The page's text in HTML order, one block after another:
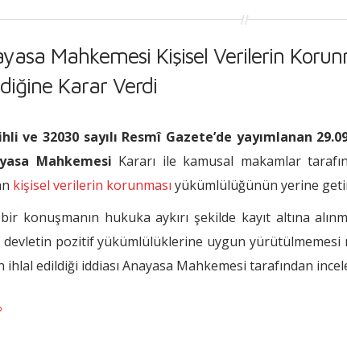
Mahkemesi Kişisel Verilerin
Karar Verdi
ve 32030 sayılı Resmî Gazete’de yayımlanan
Mahkemesi Kararı ile kamusal makamlar
kişisel verilerin korunması yükümlülüğünün yerine
konuşmanın hukuka aykırı şekilde kayıt altına
pozitif yükümlülüklerine uygun yürütülmemesi
ihlal edildiği iddiası Anayasa Mahkemesi tarafından